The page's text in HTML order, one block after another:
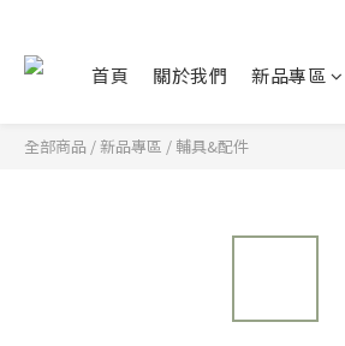
首頁 關於我們 新品專區
全部商品 /新品專區 /輔具&配件